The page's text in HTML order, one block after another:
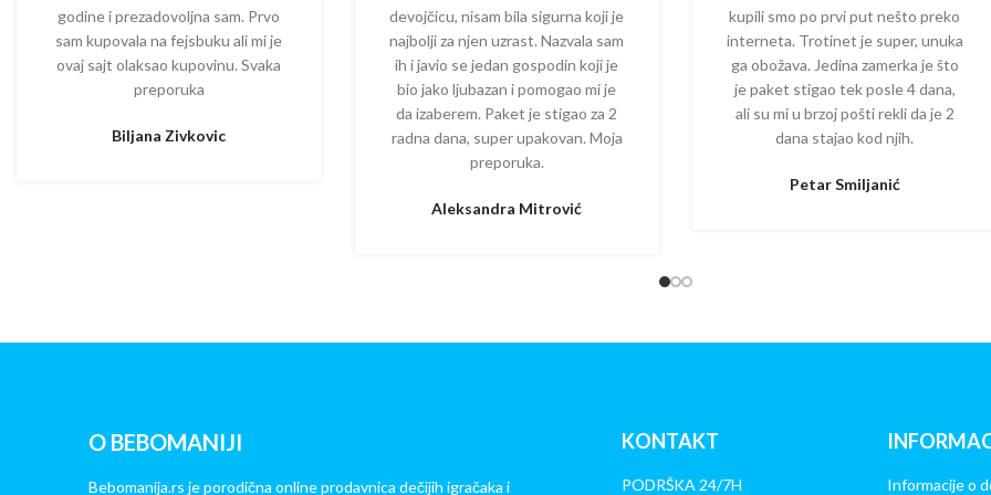
godine i prezadovoljna sam. Prvo
sam kupovala na fejsbuku ali mi je
ovaj sajt olaksao kupovinu. Svaka
preporuka
Biljana Zivkovic
devojčicu, nisam bila sigurna koji je
najbolji za njen uzrast. Nazvala sam
ih i javio se jedan gospodin koji je
bio jako ljubazan i pomogao mi je
da izaberem. Paket je stigao za 2
radna dana, super upakovan. Moja
preporuka.
Aleksandra Mitrović
kupili smo po prvi put nešto preko
interneta. Trotinet je super, unuka
ga obožava. Jedina zamerka je što
je paket stigao tek posle 4 dana,
ali su mi u brzoj pošti rekli da je 2
dana stajao kod njih.
Petar Smiljanić
O BEBOMANIJI
Bebomanija.rs je porodična online prodavnica dečijih igračaka i
KONTAKT
PODRŠKA 24/7H Informacije o